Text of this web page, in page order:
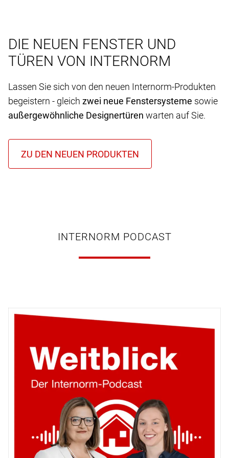
DIE NEUEN FENSTER UND
TÜREN VON INTERNORM
Lassen Sie sich von den neuen Internorm-Produkten
begeistern - gleich zwei neue Fenstersysteme sowie
außergewöhnliche Designertüren warten auf Sie.
INTERNORM PODCAST